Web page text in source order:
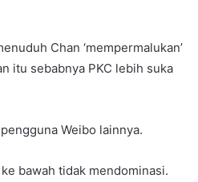
Chan ‘mempermalukan’
itu sebabnya PKC lebih suka
Weibo lainnya.
bawah tidak mendominasi.